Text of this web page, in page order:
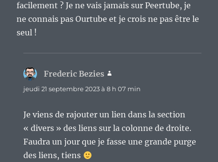
facilement ? Je ne vais jamais sur Peertube, je
ne connais pas Ourtube et je crois ne pas être le
seul !
Frederic Bezies
jeudi 21 septembre 2023 à 8 h 07 min
Je viens de rajouter un lien dans la section
« divers » des liens sur la colonne de droite.
Faudra un jour que je fasse une grande purge
des liens, tiens